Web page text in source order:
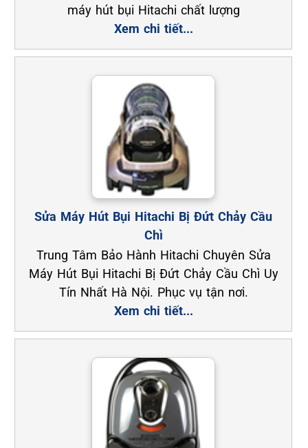
máy hút bụi Hitachi chất lượng
Xem chi tiết...
Sửa Máy Hút Bụi Hitachi Bị Đứt Chảy Cầu
Chì
Trung Tâm Bảo Hành Hitachi Chuyên Sửa
Máy Hút Bụi Hitachi Bị Đứt Chảy Cầu Chì Uy
Tín Nhất Hà Nội. Phục vụ tận nơi.
Xem chi tiết...